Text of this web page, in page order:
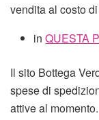
vendita al costo
inQUESTA
Il sito Bottega
spese di
attive al momento.